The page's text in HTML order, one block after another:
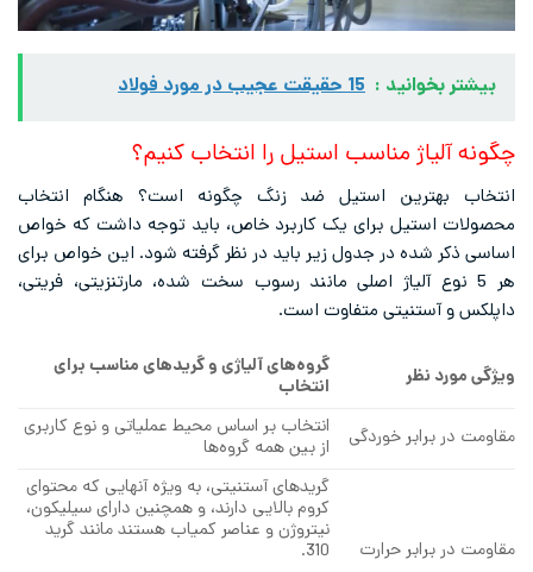
بیشتر بخوانید : 15 حقیقت عجیب در مورد فولاد
چگونه آلیاژ مناسب استیل را انتخاب کنیم؟
انتخاب بهترین استیل ضد زنگ چگونه است؟ هنگام انتخاب
محصولات استیل برای یک کاربرد خاص، باید توجه داشت که خواص
اساسی ذکر شده در جدول زیر باید در نظر گرفته شود. این خواص برای
هر 5 نوع آلیاژ اصلی مانند رسوب سخت شده، مارتنزیتی، فریتی،
داپلکس و آستنیتی متفاوت است.
ویژگی مورد نظر
گروه‌های آلیاژی و گریدهای مناسب برای
انتخاب
مقاومت در برابر خوردگی
انتخاب بر اساس محیط عملیاتی و نوع کاربری
از بین همه گروه‌ها
مقاومت در برابر حرارت
گریدهای آستنیتی، به ویژه آنهایی که محتوای
کروم بالایی دارند، و همچنین دارای سیلیکون،
نیتروژن و عناصر کمیاب هستند مانند گرید
310.